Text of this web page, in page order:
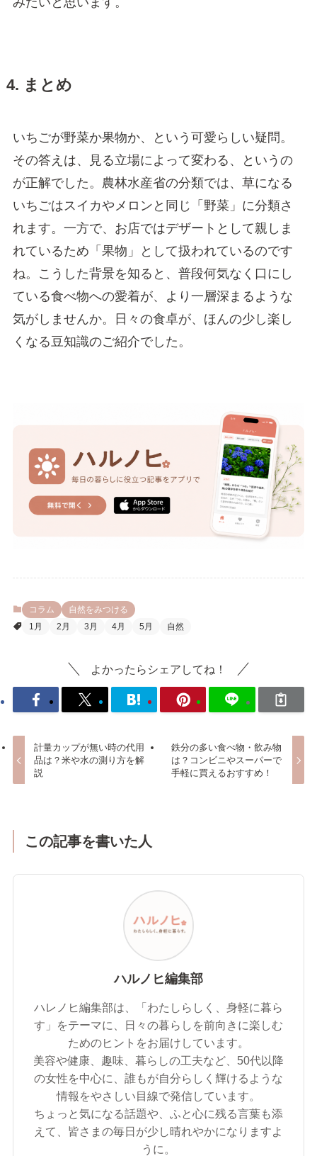
4. まとめ
いちごが野菜か果物か、という可愛らしい疑問。
その答えは、見る立場によって変わる、というの
が正解でした。農林水産省の分類では、草になる
いちごはスイカやメロンと同じ「野菜」に分類さ
れます。一方で、お店ではデザートとして親しま
れているため「果物」として扱われているのです
ね。こうした背景を知ると、普段何気なく口にし
ている食べ物への愛着が、より一層深まるような
気がしませんか。日々の食卓が、ほんの少し楽し
くなる豆知識のご紹介でした。
コラム
自然をみつける
1月
2月 3月 4月 5月 自然
よかったらシェアしてね！
計量カップが無い時の代用
品は？米や水の測り方を解
説
鉄分の多い食べ物・飲み物
は？コンビニやスーパーで
手軽に買えるおすすめ！
この記事を書いた人
ハルノヒ編集部
ハレノヒ編集部は、「わたしらしく、身軽に暮ら
す」をテーマに、日々の暮らしを前向きに楽しむ
ためのヒントをお届けしています。
美容や健康、趣味、暮らしの工夫など、50代以降
の女性を中心に、誰もが自分らしく輝けるような
情報をやさしい目線で発信しています。
ちょっと気になる話題や、ふと心に残る言葉も添
えて、皆さまの毎日が少し晴れやかになりますよ
うに。